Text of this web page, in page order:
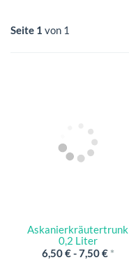
Seite 1 von 1
Askanierkräutertrunk
0,2 Liter
6,50 € -7,50 € *